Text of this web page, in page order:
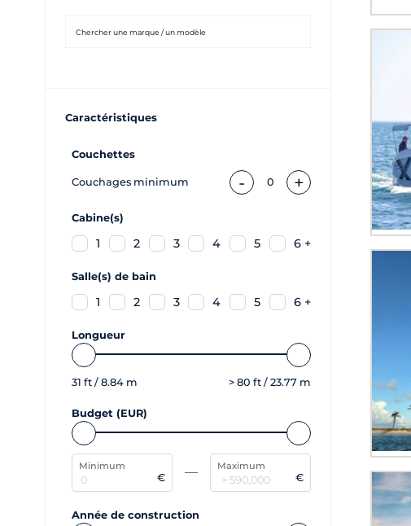
Caractéristiques
Couchettes
Couchages minimum - 0 +
Cabine(s)
1 2 3 4 5 6 +
Salle(s) de bain
1 2 3 4 5 6 +
Longueur
31 ft / 8.84 m > 80 ft / 23.77 m
Budget (EUR)
Minimum
€
Maximum
€
Année de construction